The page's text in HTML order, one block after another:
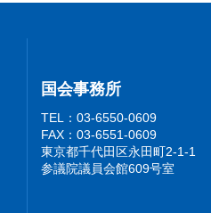
国会事務所
TEL：03-6550-0609
FAX：03-6551-0609
東京都千代田区永田町2-1-1
参議院議員会館609号室